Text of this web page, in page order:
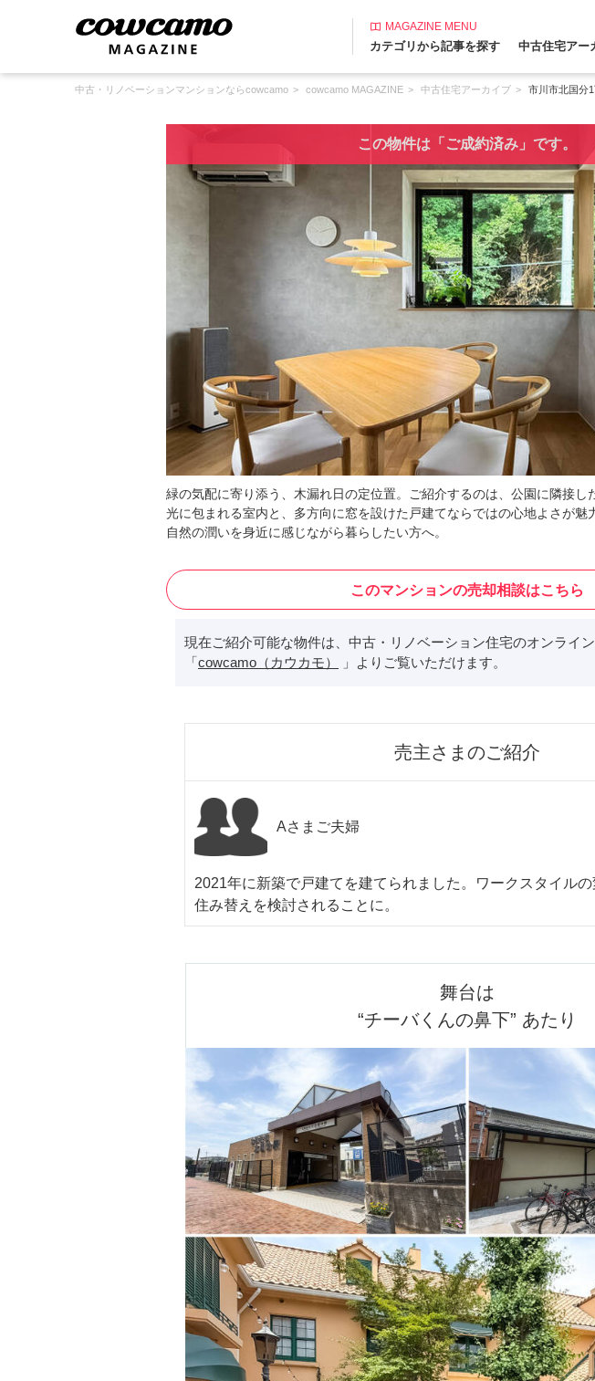
MAGAZINE MENU
カテゴリから記事を探す 中古住宅アー
中古・リノベーションマンションならcowcamo cowcamo MAGAZINE 中古住宅アーカイブ 市川市北国分
この物件は「ご成約済み」です。
緑の気配に寄り添う、木漏れ日の定位置。ご紹介するのは、公園に隣接し
光に包まれる室内と、多方向に窓を設けた戸建てならではの心地よさが魅
自然の潤いを身近に感じながら暮らしたい方へ。
このマンションの売却相談はこちら
現在ご紹介可能な物件は、中古・リノベーション住宅のオンライ
「cowcamo（カウカモ） 」よりご覧いただけます。
売主さまのご紹介
Aさまご夫婦
2021年に新築で戸建てを建てられました。ワークスタイル
住み替えを検討されることに。
舞台は
“チーバくんの鼻下” あたり